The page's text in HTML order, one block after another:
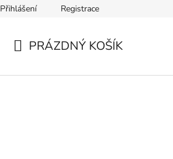
Zásady zpracování osobních údajů
Přihlášení Registrace
PRÁZDNÝ KOŠÍK